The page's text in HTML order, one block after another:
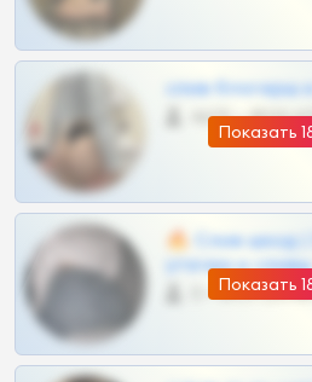
Показать
слив
4675 •
Показать
🔥 Слив шкод |
утечки и
0 •